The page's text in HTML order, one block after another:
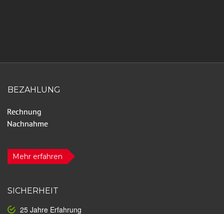
BEZAHLUNG
Mehr erfahren
SICHERHEIT
25 Jahre Erfahrung